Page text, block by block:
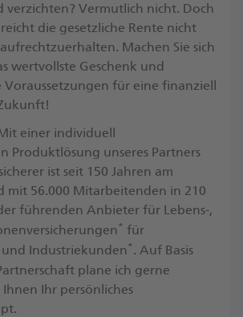
verzichten? Vermutlich nicht. Doch
die gesetzliche Rente nicht
Machen Sie sich
wertvollste Geschenk und
Voraussetzungen für eine finanziell
einer individuell
Produktlösung unseres Partners
ist seit 150 Jahren am
mit 56.000 Mitarbeitenden in 210
führenden Anbieter für Lebens-,
* für
und Industriekunden*. ​Auf Basis
plane ich gerne
Ihr persönliches